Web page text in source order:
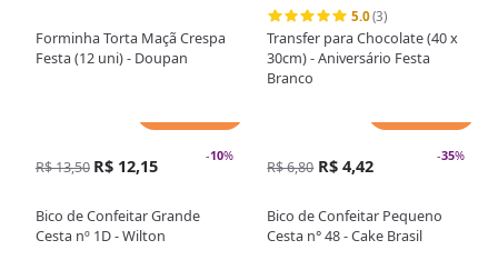
Forminha Torta Maçã Crespa
Festa (12 uni) - Doupan
5.0(3)
Transfer para Chocolate (40 x
30cm) - Aniversário Festa
Branco
-10%
R$ 13,50 R$ 12,15
Bico de Confeitar Grande
Cesta nº 1D - Wilton
-35%
R$ 6,80 R$ 4,42
Bico de Confeitar Pequeno
Cesta n° 48 - Cake Brasil